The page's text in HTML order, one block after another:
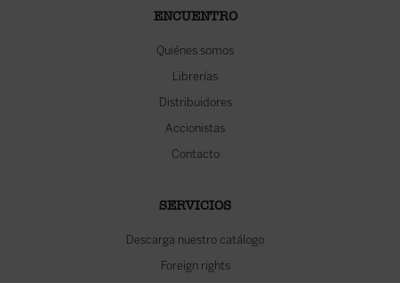
ENCUENTRO
Quiénes somos
Librerías
Distribuidores
Accionistas
Contacto
SERVICIOS
Descarga nuestro catálogo
Foreign rights